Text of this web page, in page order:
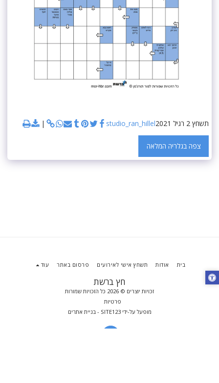
תשחץ 2 רגיל 2021 studio_ran_hillel
צפה בגלריה המלאה
חץ ברשת
זכויות יוצרים © 2026 כל הזכויות שמורות
פרטיות
מופעל על-ידיSITE123
- בניית אתרים
בית אודות תשחץ אישי לאירועים פרסום באתר עוד